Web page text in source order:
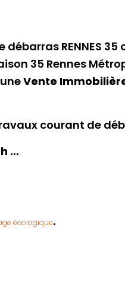
débarras RENNES
35 Rennes
Vente
courant de
…
écologique.